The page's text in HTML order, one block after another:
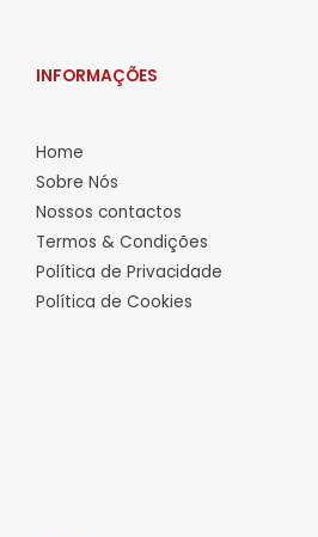
INFORMAÇÕES
Home
Sobre Nós
Nossos contactos
Termos & Condições
Política de Privacidade
Política de Cookies